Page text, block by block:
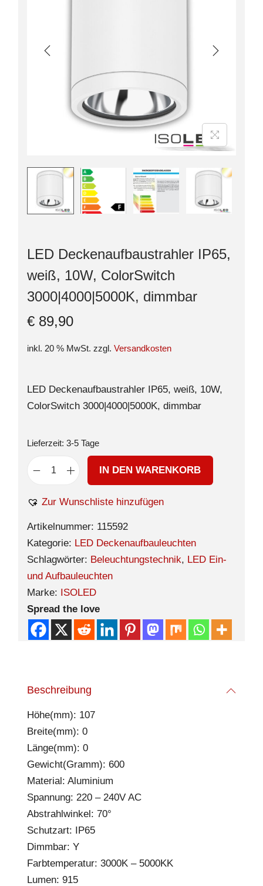
LED Deckenaufbaustrahler IP65,
weiß, 10W, ColorSwitch
3000|4000|5000K, dimmbar
€ 89,90
inkl. 20 % MwSt. zzgl. Versandkosten
LED Deckenaufbaustrahler IP65, weiß, 10W,
ColorSwitch 3000|4000|5000K, dimmbar
Lieferzeit: 3-5 Tage
IN DEN WARENKORB
Zur Wunschliste hinzufügen
Artikelnummer: 115592
Kategorie: LED Deckenaufbauleuchten
Schlagwörter: Beleuchtungstechnik, LED Ein-
und Aufbauleuchten
Marke: ISOLED
Spread the love
Beschreibung
Höhe(mm): 107
Breite(mm): 0
Länge(mm): 0
Gewicht(Gramm): 600
Material: Aluminium
Spannung: 220 – 240V AC
Abstrahlwinkel: 70°
Schutzart: IP65
Dimmbar: Y
Farbtemperatur: 3000K – 5000KK
Lumen: 915